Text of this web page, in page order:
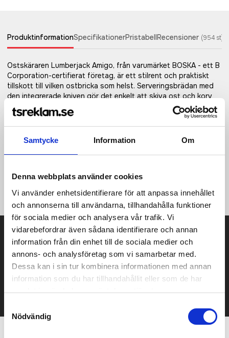
Samtycke Information Om
Denna webbplats använder cookies
Vi använder enhetsidentifierare för att anpassa innehållet
och annonserna till användarna, tillhandahålla funktioner
för sociala medier och analysera vår trafik. Vi
vidarebefordrar även sådana identifierare och annan
information från din enhet till de sociala medier och
annons- och analysföretag som vi samarbetar med.
Dessa kan i sin tur kombinera informationen med annan
information som du har tillhandahållit eller som de har
samlat in när du har använt deras tjänster.
Nödvändig
ProduktinformationSpecifikationerPristabellRecensioner (954 st)
Ostskäraren Lumberjack Amigo, från varumärket BOSKA - ett B
Corporation-certifierat företag, är ett stilrent och praktiskt
tillskott till vilken ostbricka som helst. Serveringsbrädan med
den integrerade kniven gör det enkelt att skiva ost och korv
samtidigt som den fungerar som ett iögonfallande blickfång
på bordet.Perfekt för halvhård och hård ost som Cheddar och
lagrad Gouda, den hanterar även korvar med lätthet. Tillverkad
av hållbart bokträ och rostfritt stål, gjord för långvarig
användning. Den innovativa designen har en avtagbar
holländsk ostkniv som ger dig flexibilitet, medan den inbyggda
enhandsanvändning och erbjuder både bekvämlighet och
kontroll.
Prisuppgift på mailen?
Kontakta oss här för att få förslag på produkt och pris över
mailen.
Det går också utmärkt att bara ställa frågor!
KONTAKTA OSS